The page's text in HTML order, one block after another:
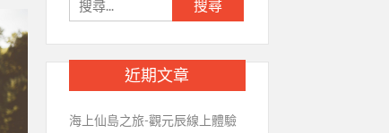
尋
關
鍵
字:
近期文章
海上仙島之旅-觀元辰線上體驗